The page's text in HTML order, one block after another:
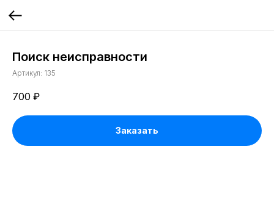
Поиск неисправности
Артикул: 135
700 ₽
Заказать